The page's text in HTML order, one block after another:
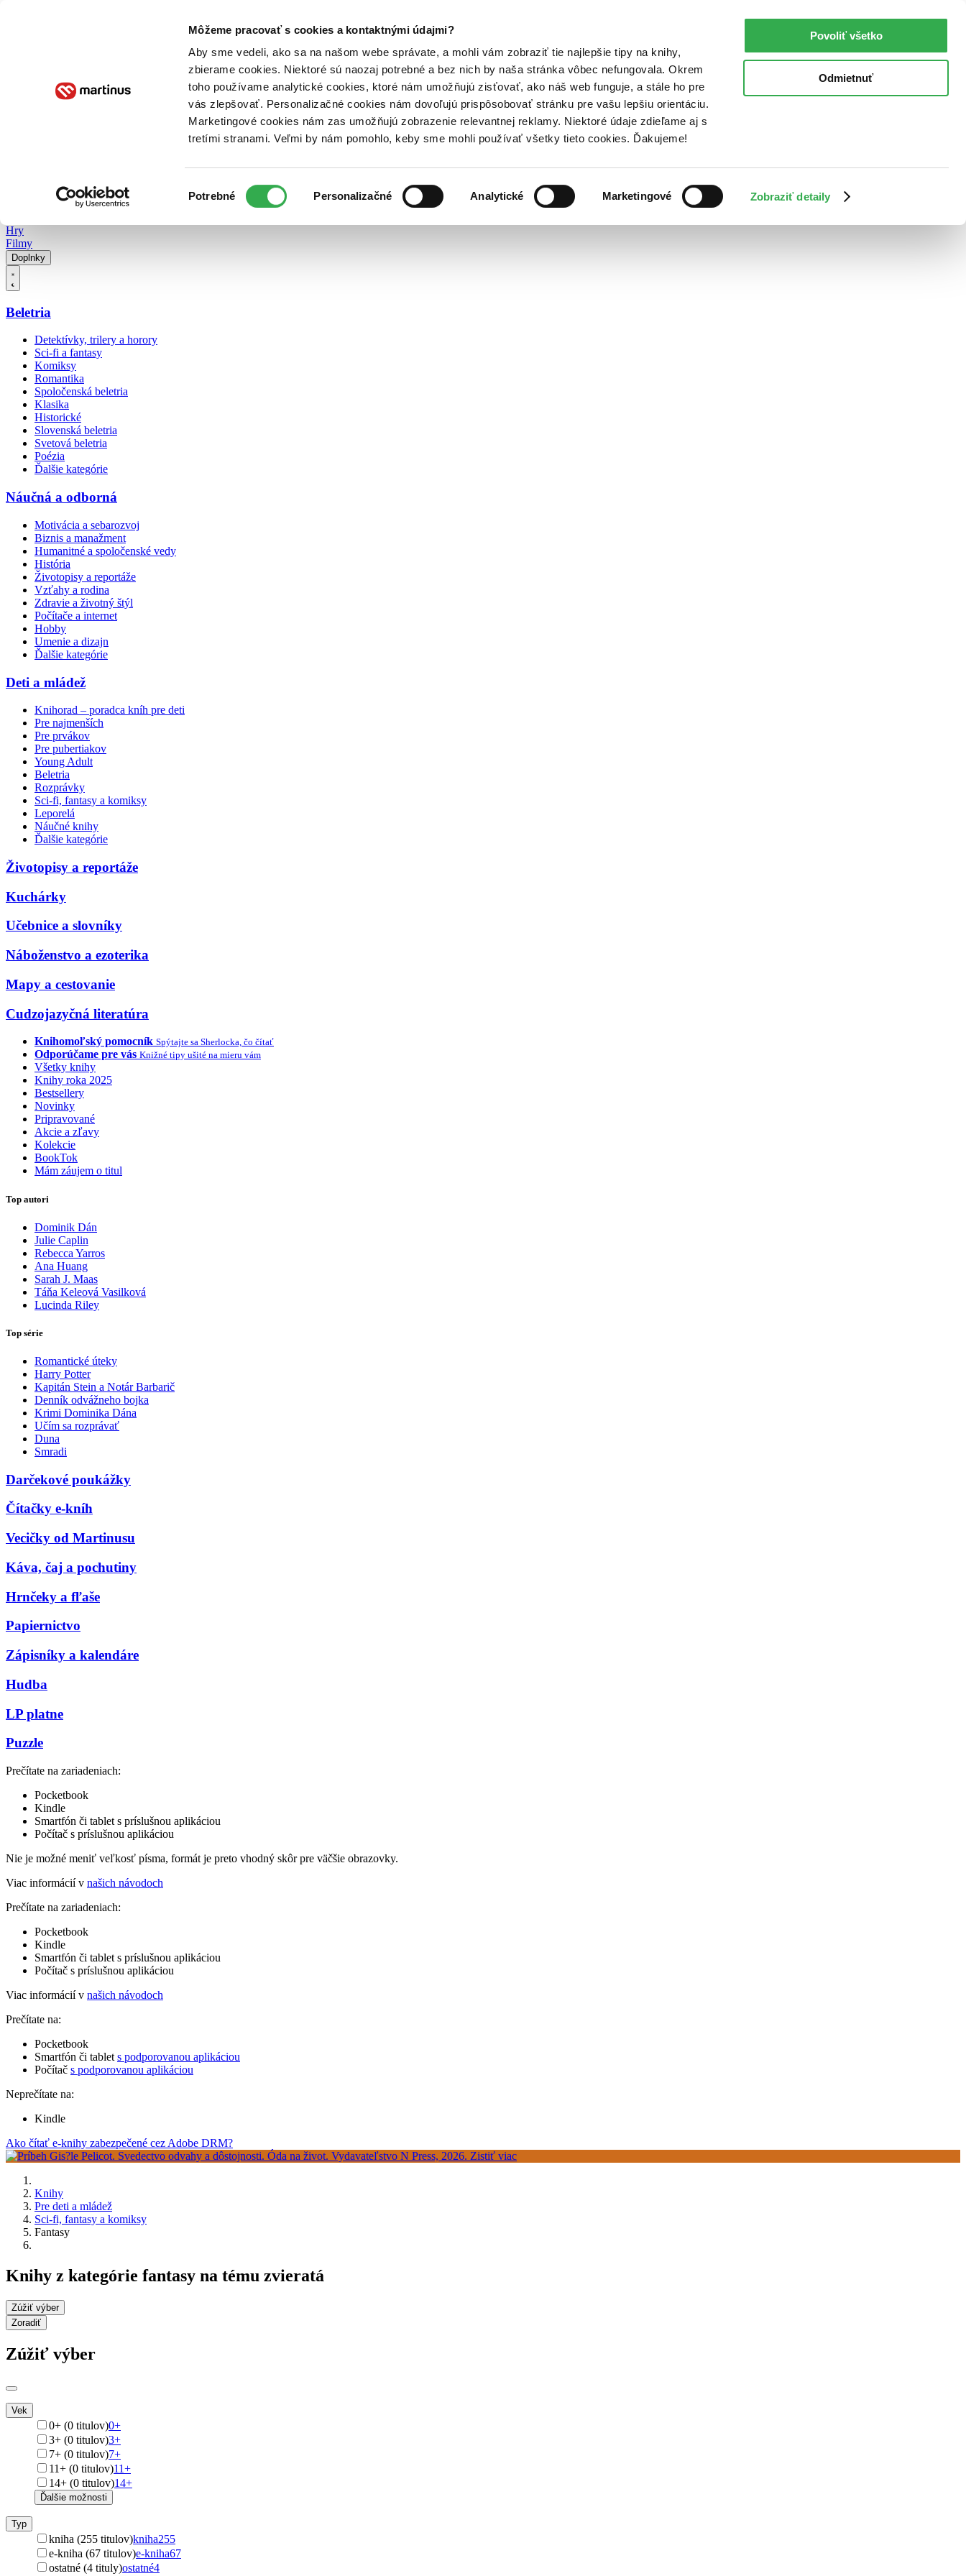
Môžeme pracovať s cookies a kontaktnými údajmi?
Aby sme vedeli, ako sa na našom webe správate, a mohli vám zobraziť tie najlepšie tipy na knihy,
zbierame cookies. Niektoré sú naozaj potrebné a bez nich by naša stránka vôbec nefungovala. Okrem
toho používame analytické cookies, ktoré nám umožňujú zisťovať, ako náš web funguje, a stále ho pre
vás zlepšovať. Personalizačné cookies nám dovoľujú prispôsobovať stránku pre vašu lepšiu orientáciu.
Marketingové cookies nám zas umožňujú zobrazenie relevantnej reklamy. Niektoré údaje zdieľame aj s
tretími stranami. Veľmi by nám pomohlo, keby sme mohli používať všetky tieto cookies. Ďakujeme!
súhlasu
Potrebné Personalizačné Analytické Marketingové Zobraziť detaily
Povoliť všetko
Odmietnuť
Poukážky Kontakt
Hry
Filmy
Doplnky
Beletria
Detektívky, trilery a horory
Sci-fi a fantasy
Komiksy
Romantika
Spoločenská beletria
Klasika
Historické
Slovenská beletria
Svetová beletria
Poézia
Ďalšie kategórie
Náučná a odborná
Motivácia a sebarozvoj
Biznis a manažment
Humanitné a spoločenské vedy
História
Životopisy a reportáže
Vzťahy a rodina
Zdravie a životný štýl
Počítače a internet
Hobby
Umenie a dizajn
Ďalšie kategórie
Deti a mládež
Knihorad – poradca kníh pre deti
Pre najmenších
Pre prvákov
Pre pubertiakov
Young Adult
Beletria
Rozprávky
Sci-fi, fantasy a komiksy
Leporelá
Náučné knihy
Ďalšie kategórie
Životopisy a reportáže
Kuchárky
Učebnice a slovníky
Náboženstvo a ezoterika
Mapy a cestovanie
Cudzojazyčná literatúra
Knihomoľský pomocník Spýtajte sa Sherlocka, čo čítať
Odporúčame pre vás Knižné tipy ušité na mieru vám
Všetky knihy
Knihy roka 2025
Bestsellery
Novinky
Pripravované
Akcie a zľavy
Kolekcie
BookTok
Mám záujem o titul
Top autori
Dominik Dán
Julie Caplin
Rebecca Yarros
Ana Huang
Sarah J. Maas
Táňa Keleová Vasilková
Lucinda Riley
Top série
Romantické úteky
Harry Potter
Kapitán Stein a Notár Barbarič
Denník odvážneho bojka
Krimi Dominika Dána
Učím sa rozprávať
Duna
Smradi
Darčekové poukážky
Čítačky e-kníh
Vecičky od Martinusu
Káva, čaj a pochutiny
Hrnčeky a fľaše
Papiernictvo
Zápisníky a kalendáre
Hudba
LP platne
Puzzle
Prečítate na zariadeniach:
Pocketbook
Kindle
Smartfón či tablet s príslušnou aplikáciou
Počítač s príslušnou aplikáciou
Nie je možné meniť veľkosť písma, formát je preto vhodný skôr pre väčšie obrazovky.
Viac informácií v našich návodoch
Prečítate na zariadeniach:
Pocketbook
Kindle
Smartfón či tablet s príslušnou aplikáciou
Počítač s príslušnou aplikáciou
Viac informácií v našich návodoch
Prečítate na:
Pocketbook
Smartfón či tablet s podporovanou aplikáciou
Počítač s podporovanou aplikáciou
Neprečítate na:
Kindle
Ako čítať e-knihy zabezpečené cez Adobe DRM?
Knihy
Pre deti a mládež
Sci-fi, fantasy a komiksy
Fantasy
Knihy z kategórie fantasy na tému zvieratá
Zúžiť výber
Zoradiť
Zúžiť výber
Vek
0+ (0 titulov)0+
3+ (0 titulov)3+
7+ (0 titulov)7+
11+ (0 titulov)11+
14+ (0 titulov)14+
Ďalšie možnosti
Typ
kniha (255 titulov)kniha255
e-kniha (67 titulov)e-kniha67
ostatné (4 tituly)ostatné4